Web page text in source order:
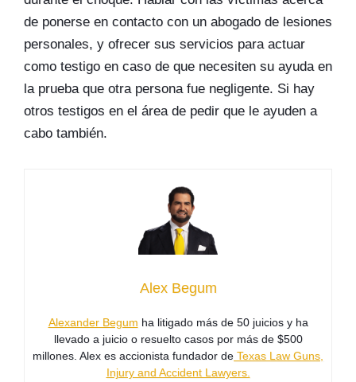
de ponerse en contacto con un abogado de lesiones
personales, y ofrecer sus servicios para actuar
como testigo en caso de que necesiten su ayuda en
la prueba que otra persona fue negligente. Si hay
otros testigos en el área de pedir que le ayuden a
cabo también.
Alex Begum
Alexander Begum ha litigado más de 50 juicios y ha
llevado a juicio o resuelto casos por más de $500
millones. Alex es accionista fundador de Texas Law Guns,
Injury and Accident Lawyers.